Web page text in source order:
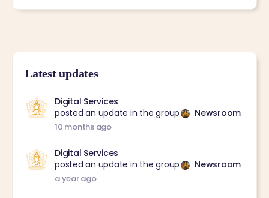
Latest updates
Digital Services
posted an update in the group
Newsroom
10 months ago
Digital Services
posted an update in the group
Newsroom
a year ago